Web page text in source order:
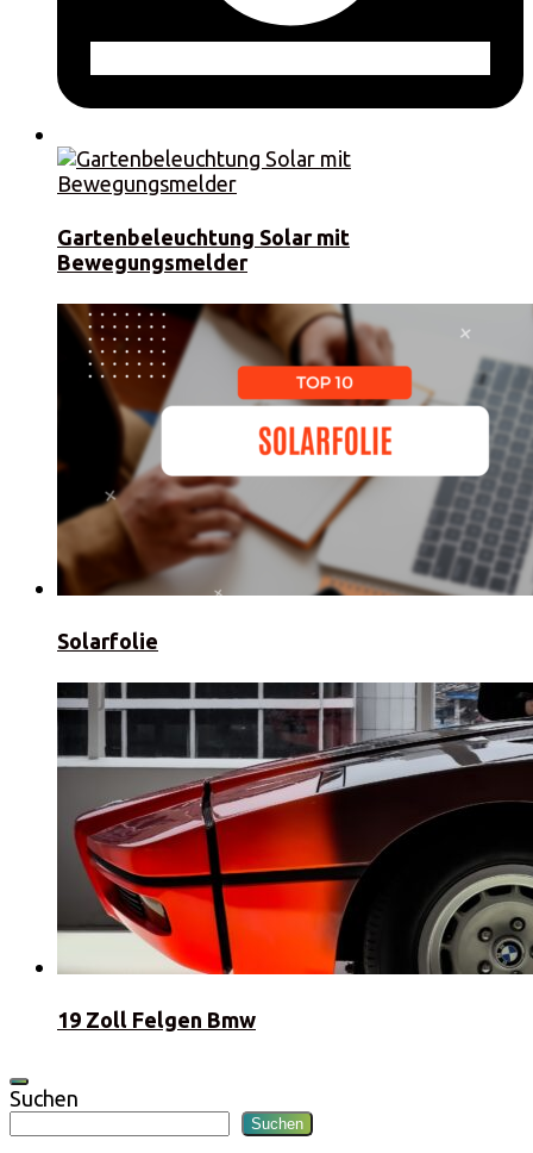
Gartenbeleuchtung Solar mit
Bewegungsmelder
Solarfolie
19 Zoll Felgen Bmw
Suchen
Suchen